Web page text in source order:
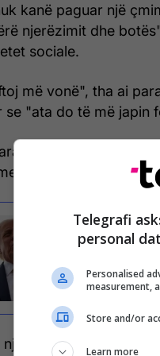
kanë paguar një
njerëzimit dhe
sociale.
më vonë", tha ai
se "ata do të më japin
në 14 pikat –
nëntë pika të
Trump
sulmet
listë e plotë nuk
Telegrafi
personal
Personalised
measurement,
Store and/or
Learn more